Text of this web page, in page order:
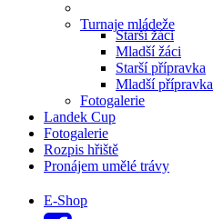
Turnaje mládeže
Starší žáci
Mladší žáci
Starší přípravka
Mladší přípravka
Fotogalerie
Landek Cup
Fotogalerie
Rozpis hřiště
Pronájem umělé trávy
E-Shop